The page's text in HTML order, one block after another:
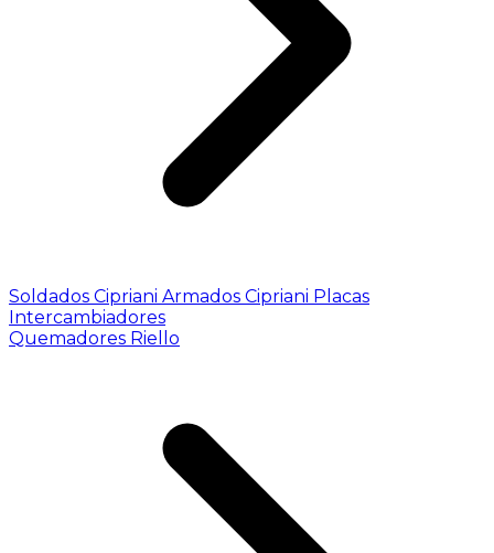
Soldados Cipriani Armados Cipriani Placas
Intercambiadores
Quemadores Riello